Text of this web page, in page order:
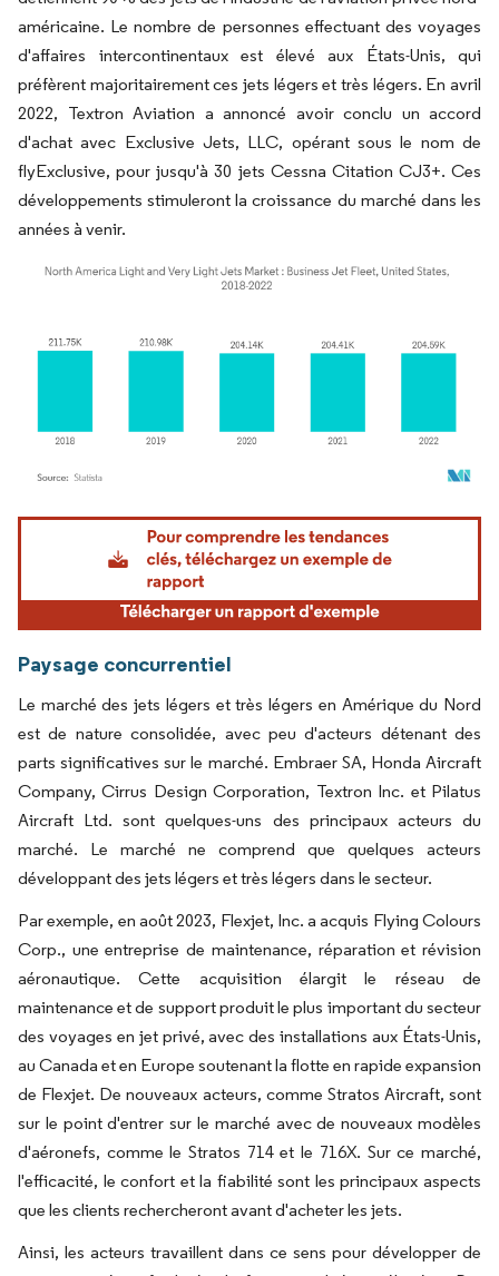
américaine. Le nombre de personnes effectuant des voyages
d'affaires intercontinentaux est élevé aux États-Unis, qui
préfèrent majoritairement ces jets légers et très légers. En avril
2022, Textron Aviation a annoncé avoir conclu un accord
d'achat avec Exclusive Jets, LLC, opérant sous le nom de
flyExclusive, pour jusqu'à 30 jets Cessna Citation CJ3+. Ces
développements stimuleront la croissance du marché dans les
années à venir.
Image © Mordor Intelligence. La réutilisation nécessite une attribution sous CC BY
Paysage concurrentiel
Le marché des jets légers et très légers en Amérique du Nord
est de nature consolidée, avec peu d'acteurs détenant des
parts significatives sur le marché. Embraer SA, Honda Aircraft
Company, Cirrus Design Corporation, Textron Inc. et Pilatus
Aircraft Ltd. sont quelques-uns des principaux acteurs du
marché. Le marché ne comprend que quelques acteurs
développant des jets légers et très légers dans le secteur.
Par exemple, en août 2023, Flexjet, Inc. a acquis Flying Colours
Corp., une entreprise de maintenance, réparation et révision
aéronautique. Cette acquisition élargit le réseau de
maintenance et de support produit le plus important du secteur
des voyages en jet privé, avec des installations aux États-Unis,
au Canada et en Europe soutenant la flotte en rapide expansion
de Flexjet. De nouveaux acteurs, comme Stratos Aircraft, sont
sur le point d'entrer sur le marché avec de nouveaux modèles
d'aéronefs, comme le Stratos 714 et le 716X. Sur ce marché,
l'efficacité, le confort et la fiabilité sont les principaux aspects
que les clients rechercheront avant d'acheter les jets.
Ainsi, les acteurs travaillent dans ce sens pour développer de